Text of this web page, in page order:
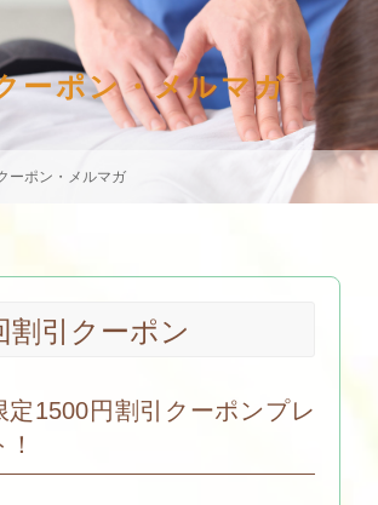
ーポン・メルマガ
ーポン・メルマガ
割引クーポン
定1500円割引クーポンプレ